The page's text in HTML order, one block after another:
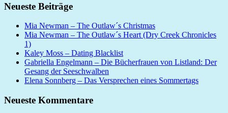
Neueste Beiträge
Mia Newman – The Outlaw´s Christmas
Mia Newman – The Outlaw´s Heart (Dry Creek Chronicles
1)
Kaley Moss – Dating Blacklist
Gabriella Engelmann – Die Bücherfrauen von Listland: Der
Gesang der Seeschwalben
Elena Sonnberg – Das Versprechen eines Sommertags
Neueste Kommentare